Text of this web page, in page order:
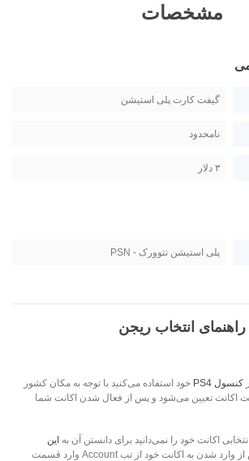
مشخصات
گیفت کارت پلی استیشن
نامحدود
۳ دلار
پلی استیشن نتوورک - PSN
راهنمای انتخاب ریجن
کنسول PS4
خود استفاده می‌کنید با توجه به مکان کشور
اکانت تعیین می‌شود و پس از فعال شدن اکانت شما
اکانت خود را نمی‌دانید برای دانستن آن به این
اینترنتی بروید و پس از وارد شدن به اکانت خود از تب Account وارد قسمت